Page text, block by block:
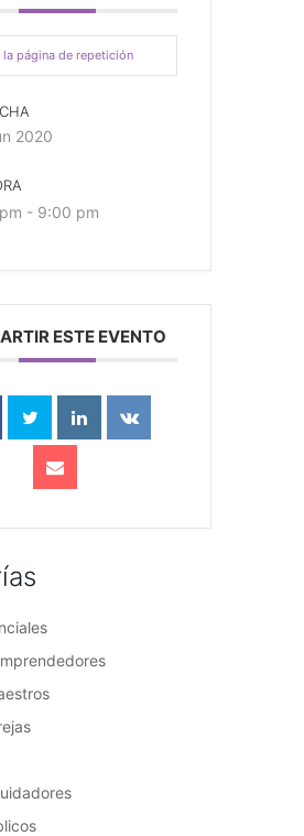
la página de repetición
2020
- 9:00 pm
ESTE EVENTO